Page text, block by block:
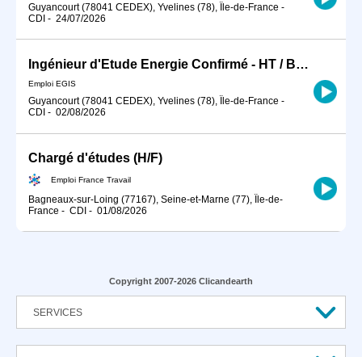
Guyancourt (78041 CEDEX), Yvelines (78), Île-de-France -
CDI - 24/07/2026
Ingénieur d'Etude Energie Confirmé - HT / BT H/F
Emploi EGIS
Guyancourt (78041 CEDEX), Yvelines (78), Île-de-France -
CDI - 02/08/2026
Chargé d'études (H/F)
Emploi France Travail
Bagneaux-sur-Loing (77167), Seine-et-Marne (77), Île-de-
France - CDI - 01/08/2026
Copyright 2007-2026 Clicandearth
SERVICES